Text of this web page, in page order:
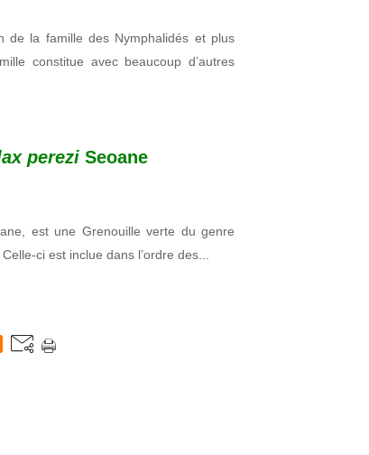
de la famille des Nymphalidés et plus
constitue avec beaucoup d’autres
perezi Seoane
est une Grenouille verte du genre
ci est inclue dans l’ordre des...